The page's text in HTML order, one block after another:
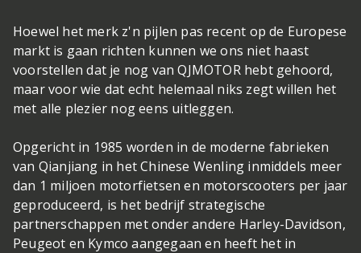
Hoewel het merk z'n pijlen pas recent op de Europese
markt is gaan richten kunnen we ons niet haast
voorstellen dat je nog van QJMOTOR hebt gehoord,
maar voor wie dat echt helemaal niks zegt willen het
met alle plezier nog eens uitleggen.
Opgericht in 1985 worden in de moderne fabrieken
van Qianjiang in het Chinese Wenling inmiddels meer
dan 1 miljoen motorfietsen en motorscooters per jaar
geproduceerd, is het bedrijf strategische
partnerschappen met onder andere Harley-Davidson,
Peugeot en Kymco aangegaan en heeft het in